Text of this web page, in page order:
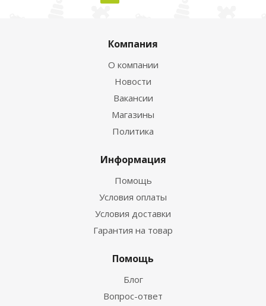
Компания
О компании
Новости
Вакансии
Магазины
Политика
Информация
Помощь
Условия оплаты
Условия доставки
Гарантия на товар
Помощь
Блог
Вопрос-ответ